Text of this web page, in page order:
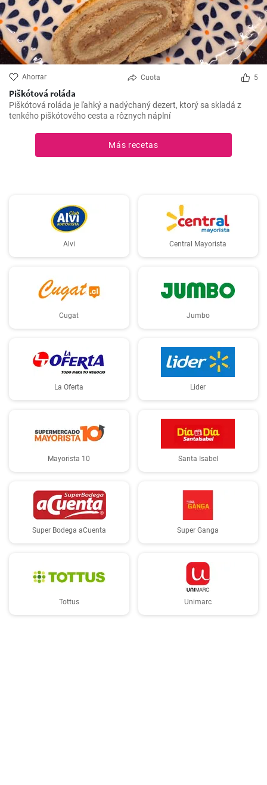
Ahorrar Cuota 5
Piškótová roláda
Piškótová roláda je ľahký a nadýchaný dezert, ktorý sa skladá z
tenkého piškótového cesta a rôznych náplní
Más recetas
Alvi Central Mayorista
Cugat Jumbo
La Oferta Lider
Mayorista 10 Santa Isabel
Super Bodega aCuenta Super Ganga
Tottus Unimarc